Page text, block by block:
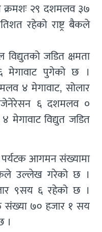
क्रमशः २९ दशमलव ३७
रहेको राष्ट्र बैकले
जडित क्षमता
पुगेको छ ।
४ मेगावाट, सोलार
६ दशमलव ०
विद्युत जडित
आगमन संख्यामा
उल्लेख गरेको छ ।
९सय ६ रहेको छ ।
संख्या ७० हजार १ सय
।